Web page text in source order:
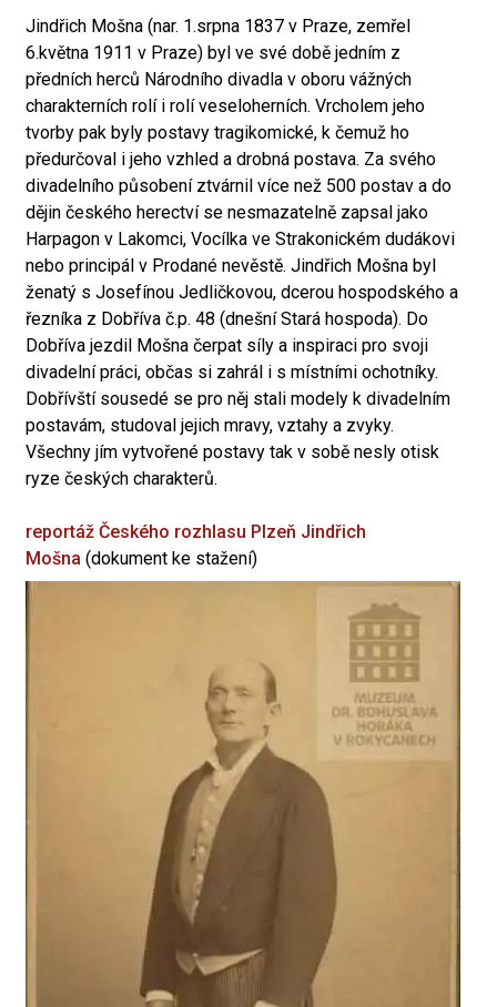
Jindřich Mošna (nar. 1.srpna 1837 v Praze, zemřel
6.května 1911 v Praze) byl ve své době jedním z
předních herců Národního divadla v oboru vážných
charakterních rolí i rolí veseloherních. Vrcholem jeho
tvorby pak byly postavy tragikomické, k čemuž ho
předurčoval i jeho vzhled a drobná postava. Za svého
divadelního působení ztvárnil více než 500 postav a do
dějin českého herectví se nesmazatelně zapsal jako
Harpagon v Lakomci, Vocílka ve Strakonickém dudákovi
nebo principál v Prodané nevěstě. Jindřich Mošna byl
ženatý s Josefínou Jedličkovou, dcerou hospodského a
řezníka z Dobříva č.p. 48 (dnešní Stará hospoda). Do
Dobříva jezdil Mošna čerpat síly a inspiraci pro svoji
divadelní práci, občas si zahrál i s místními ochotníky.
Dobřívští sousedé se pro něj stali modely k divadelním
postavám, studoval jejich mravy, vztahy a zvyky.
Všechny jím vytvořené postavy tak v sobě nesly otisk
ryze českých charakterů.
reportáž Českého rozhlasu Plzeň Jindřich
Mošna (dokument ke stažení)